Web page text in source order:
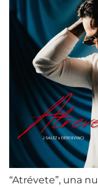
“Atrévete”, una